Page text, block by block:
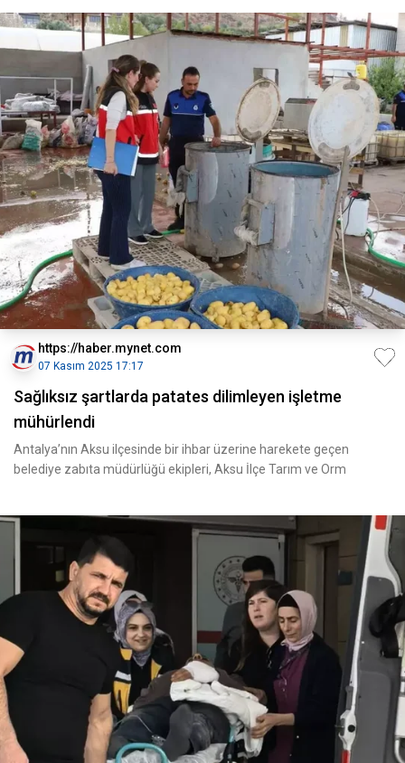
https://haber.mynet.com
07 Kasım 2025 17:17
Sağlıksız şartlarda patates dilimleyen işletme
mühürlendi
Antalya’nın Aksu ilçesinde bir ihbar üzerine harekete geçen
belediye zabıta müdürlüğü ekipleri, Aksu İlçe Tarım ve Orm